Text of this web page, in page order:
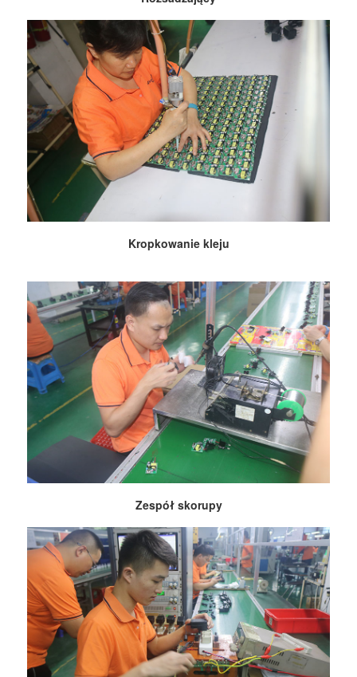
Kropkowanie kleju
Zespół skorupy